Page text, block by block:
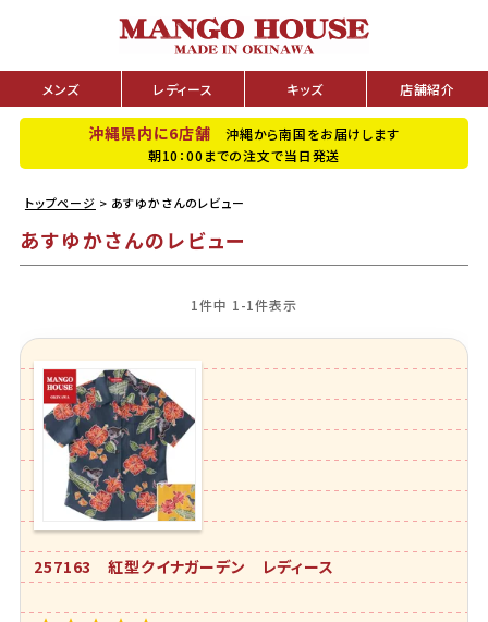
メンズ レディース キッズ 店舗紹介
沖縄県内に6店舗 沖縄から南国をお届けします
朝10：00までの注文で当日発送
トップページ あすゆかさんのレビュー
あすゆかさんのレビュー
1件中 1-1件表示
257163 紅型クイナガーデン レディース